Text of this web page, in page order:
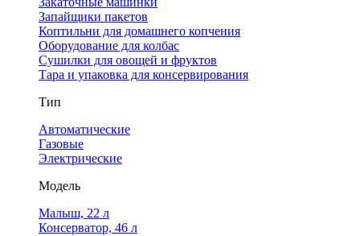
Запайщики пакетов
Коптильни для домашнего копчения
Оборудование для колбас
Сушилки для овощей и фруктов
Тара и упаковка для консервирования
Тип
Автоматические
Газовые
Электрические
Модель
Малыш, 22 л
Консерватор, 46 л